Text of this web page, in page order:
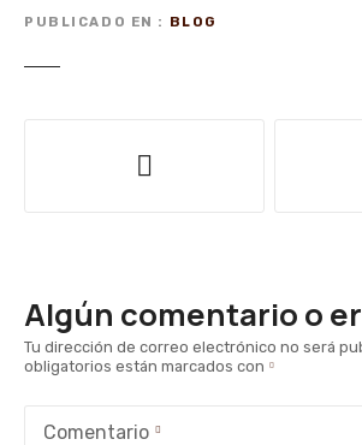
PUBLICADO EN BLOG
g
a
Algún comentario o
Tu dirección de correo electrónico no será
obligatorios están marcados con
Comentario